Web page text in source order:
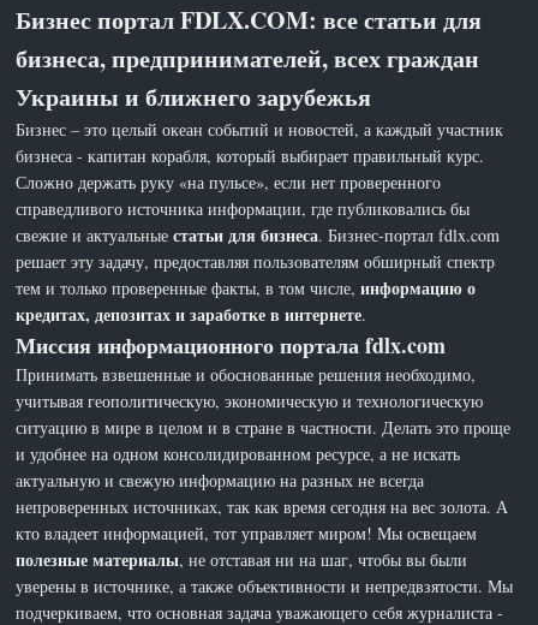
Бизнес портал FDLX.COM: все статьи для
бизнеса, предпринимателей, всех граждан
Украины и ближнего зарубежья
Бизнес – это целый океан событий и новостей, а каждый участник
бизнеса - капитан корабля, который выбирает правильный курс.
Сложно держать руку «на пульсе», если нет проверенного
справедливого источника информации, где публиковались бы
свежие и актуальныестатьи для бизнеса. Бизнес-портал fdlx.com
решает эту задачу, предоставляя пользователям обширный спектр
тем и только проверенные факты, в том числе,информацию о
кредитах, депозитах и заработке в интернете.
Миссия информационного портала fdlx.com
Принимать взвешенные и обоснованные решения необходимо,
учитывая геополитическую, экономическую и технологическую
ситуацию в мире в целом и в стране в частности. Делать это проще
и удобнее на одном консолидированном ресурсе, а не искать
актуальную и свежую информацию на разных не всегда
непроверенных источниках, так как время сегодня на вес золота. А
кто владеет информацией, тот управляет миром! Мы освещаем
полезные материалы, не отставая ни на шаг, чтобы вы были
уверены в источнике, а также объективности и непредвзятости. Мы
подчеркиваем, что основная задача уважающего себя журналиста -